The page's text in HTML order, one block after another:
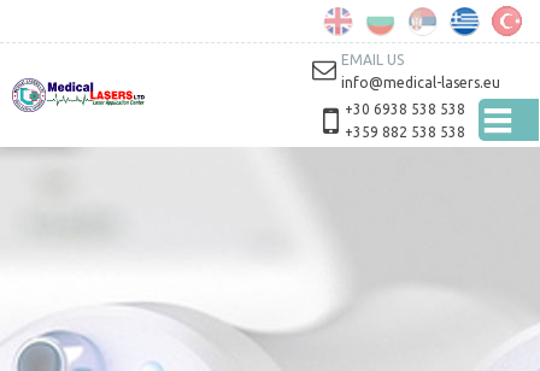
+30 6938 538 538
+359 882 538 538
EMAIL US
info@medical-lasers.eu